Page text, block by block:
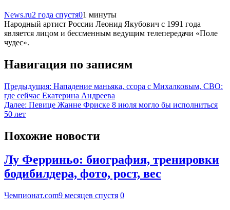
News.ru2 года спустя01 минуты
Народный артист России Леонид Якубович с 1991 года
является лицом и бессменным ведущим телепередачи «Поле
чудес».
Навигация по записям
Предыдущая: Нападение маньяка, ссора с Михалковым, СВО:
где сейчас Екатерина Андреева
Далее: Певице Жанне Фриске 8 июля могло бы исполниться
50 лет
Похожие новости
Лу Ферриньо: биография, тренировки
бодибилдера, фото, рост, вес
Чемпионат.com9 месяцев спустя 0